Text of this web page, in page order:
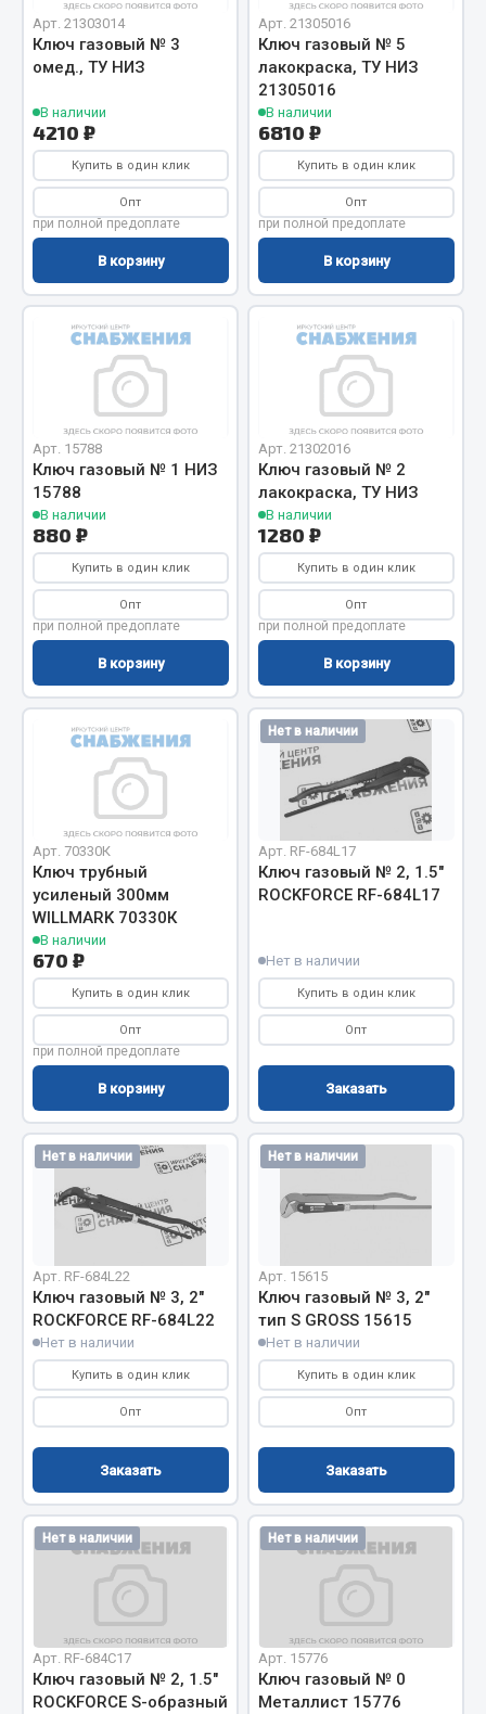
Запчасти на полуприцепы
Амортизаторы для полуприцепов
Весь раздел
Запчасти КамАЗ
Система выпуска газа
Система охлаждения
Сцепление
Коробка передач
Коробка передач ZF
Показать ещё
Весь раздел
Запчасти МАЗ
Система питания
Подвеска
Тормозная система
Окно ветровое
Двигатель
Электрооборудование
Показать ещё
Весь раздел
Запчасти Урал
Двигатель
Мост задний
Система охлаждения
Сцепление
Тормозная система
Показать ещё
Весь раздел
Запчасти ЯМЗ
Двигатель
Система питания
Система выпуска газа
Система охлаждения
Коробка передач
Рулевое управление
Весь раздел
Арт. 21303014
Ключ газовый № 3
омед., ТУ НИЗ
В наличии
4210 ₽
Купить в один клик
Опт
при полной предоплате
В корзину
Арт. 21305016
Ключ газовый № 5
лакокраска, ТУ НИЗ
21305016
В наличии
6810 ₽
Купить в один клик
Опт
при полной предоплате
В корзину
Арт. 15788
Ключ газовый № 1 НИЗ
15788
В наличии
880 ₽
Купить в один клик
Опт
при полной предоплате
В корзину
Арт. 21302016
Ключ газовый № 2
лакокраска, ТУ НИЗ
В наличии
1280 ₽
Купить в один клик
Опт
при полной предоплате
В корзину
Арт. 70330К
Ключ трубный
усиленый 300мм
WILLMARK 70330К
В наличии
670 ₽
Купить в один клик
Опт
при полной предоплате
В корзину
Нет в наличии
Арт. RF-684L17
Ключ газовый № 2, 1.5"
ROCKFORCE RF-684L17
Нет в наличии
Купить в один клик
Опт
Заказать
Нет в наличии
Арт. RF-684L22
Ключ газовый № 3, 2"
ROCKFORCE RF-684L22
Нет в наличии
Купить в один клик
Опт
Заказать
Нет в наличии
Арт. 15615
Ключ газовый № 3, 2"
тип S GROSS 15615
Нет в наличии
Купить в один клик
Опт
Заказать
Нет в наличии
Арт. RF-684С17
Ключ газовый № 2, 1.5"
ROCKFORCE S-образный
Нет в наличии
Арт. 15776
Ключ газовый № 0
Металлист 15776